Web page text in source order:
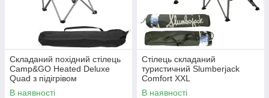
Складаний похідний стілець
Camp&GO Heated Deluxe
Quad з підігрівом
В наявності
Стілець складаний
туристичний Slumberjack
Comfort XXL
В наявності